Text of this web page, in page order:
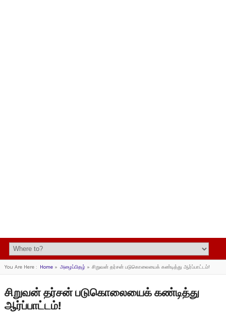
You Are Here : Home» அழைப்பிதழ் » சிறுவன் தர்சன் படுகொலையைக் கண்டித்து ஆர்ப்பாட்டம்!
சிறுவன் தர்சன் படுகொலையைக் கண்டித்து
ஆர்ப்பாட்டம்!